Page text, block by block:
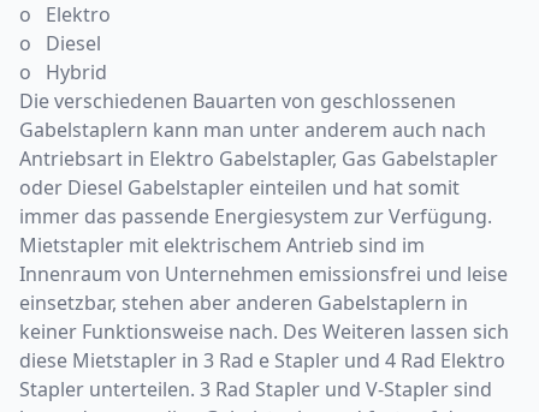
o Elektro
o Diesel
o Hybrid
Die verschiedenen Bauarten von geschlossenen
Gabelstaplern kann man unter anderem auch nach
Antriebsart in Elektro Gabelstapler, Gas Gabelstapler
oder Diesel Gabelstapler einteilen und hat somit
immer das passende Energiesystem zur Verfügung.
Mietstapler mit elektrischem Antrieb sind im
Innenraum von Unternehmen emissionsfrei und leise
einsetzbar, stehen aber anderen Gabelstaplern in
keiner Funktionsweise nach. Des Weiteren lassen sich
diese Mietstapler in 3 Rad e Stapler und 4 Rad Elektro
Stapler unterteilen. 3 Rad Stapler und V-Stapler sind